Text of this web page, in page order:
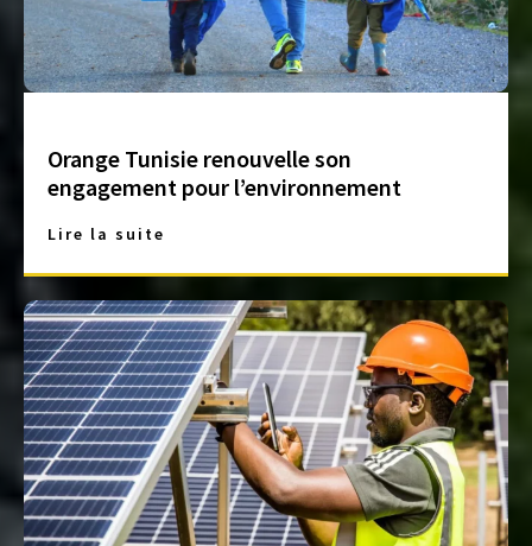
Orange Tunisie renouvelle son
engagement pour l’environnement
Lire la suite